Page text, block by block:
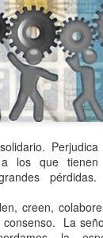
a los que
creen,
La